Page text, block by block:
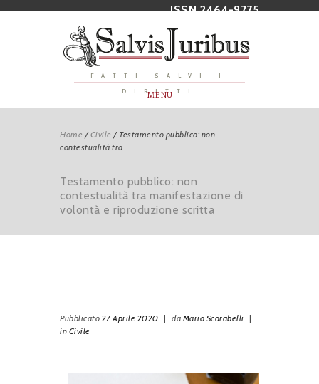
ISSN 2464-9775
FATTI SALVI I
DIRITTI
MENU
Home /Civile / Testamento pubblico: non
contestualità tra...
Testamento pubblico: non
contestualità tra manifestazione di
volontà e riproduzione scritta
Pubblicato 27 Aprile 2020 | da Mario Scarabelli |
in Civile